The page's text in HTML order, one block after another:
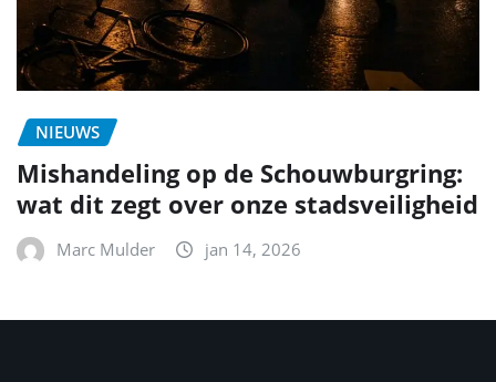
NIEUWS
Mishandeling op de Schouwburgring:
wat dit zegt over onze stadsveiligheid
Marc Mulder jan 14, 2026